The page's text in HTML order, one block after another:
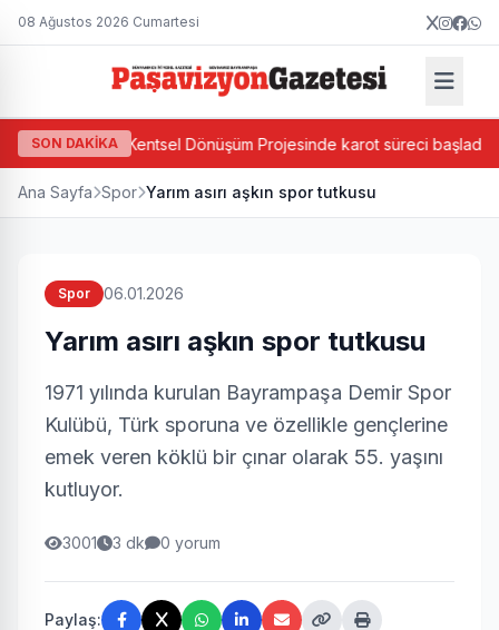
08 Ağustos 2026 Cumartesi
SON DAKİKA
Ada Bazlı Kentsel Dönüşüm Projesinde karot süreci başladı
Ana Sayfa Spor Yarım asırı aşkın spor tutkusu
Spor 06.01.2026
Yarım asırı aşkın spor tutkusu
1971 yılında kurulan Bayrampaşa Demir Spor
Kulübü, Türk sporuna ve özellikle gençlerine
emek veren köklü bir çınar olarak 55. yaşını
kutluyor.
3001 3 dk 0 yorum
Paylaş: